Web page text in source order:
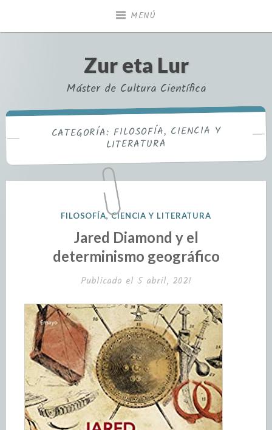
MENÚ
Zur eta Lur
Máster de Cultura Científica
CATEGORÍA: FILOSOFÍA, CIENCIA Y
LITERATURA
FILOSOFÍA, CIENCIA Y LITERATURA
Jared Diamond y el
determinismo geográfico
Publicado el 5 abril, 2021